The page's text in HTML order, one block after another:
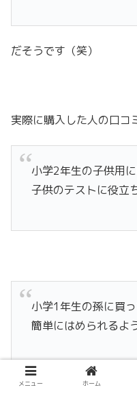
だそうです（笑）
実際に購入した人の口コ
小学2年生の子供用
子供のテストに役立
小学1年生の孫に買
簡単にはめられるよ
メニュー ホーム